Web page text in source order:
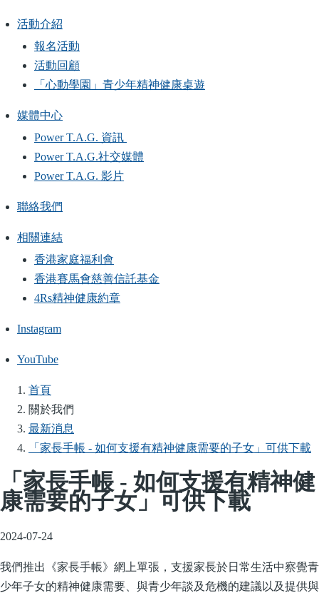
活動介紹
報名活動
活動回顧
「心動學園」青少年精神健康桌遊
媒體中心
Power T.A.G. 資訊
Power T.A.G.社交媒體
Power T.A.G. 影片
聯絡我們
相關連結
香港家庭福利會
香港賽馬會慈善信託基金
4Rs精神健康約章
Instagram
YouTube
首頁
關於我們
最新消息
「家長手帳 - 如何支援有精神健康需要的子女」可供下載
「家長手帳 - 如何支援有精神健
康需要的子女」可供下載
2024-07-24
我們推出《家長手帳》網上單張，支援家長於日常生活中察覺青
少年子女的精神健康需要、與青少年談及危機的建議以及提供與